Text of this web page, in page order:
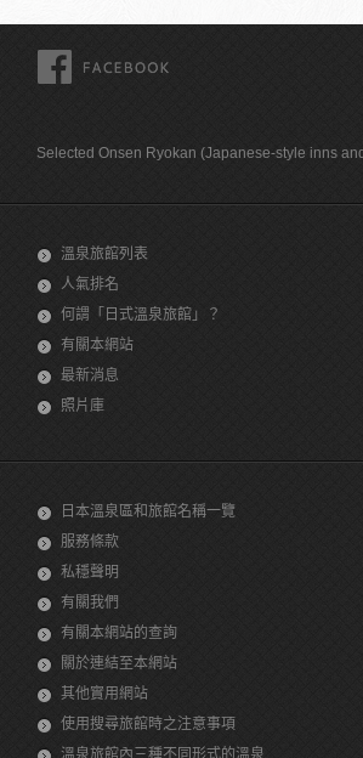
Selected Onsen Ryokan (Japanese-style inns
溫泉旅館列表
人氣排名
何謂「日式溫泉旅館」？
有關本網站
最新消息
照片庫
日本溫泉區和旅館名稱一覽
服務條款
私穩聲明
有關我們
有關本網站的查詢
關於連結至本網站
其他實用網站
使用搜尋旅館時之注意事項
溫泉旅館內三種不同形式的溫泉